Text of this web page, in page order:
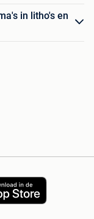
in litho's en